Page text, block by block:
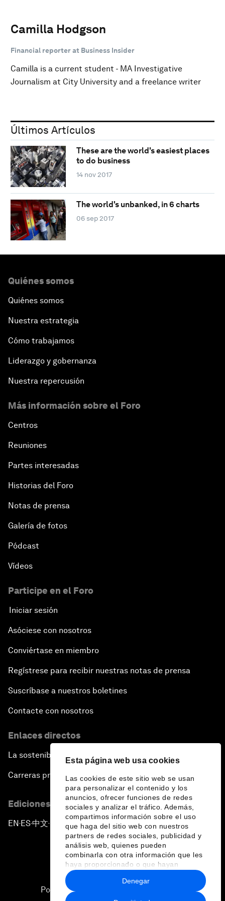
Esta página web usa cookies
Las cookies de este sitio web se usan
para personalizar el contenido y los
anuncios, ofrecer funciones de redes
sociales y analizar el tráfico. Además,
compartimos información sobre el uso
que haga del sitio web con nuestros
partners de redes sociales, publicidad y
análisis web, quienes pueden
combinarla con otra información que les
haya proporcionado o que hayan
recopilado a partir del uso que haya
hecho de sus servicios.
Denegar
Camilla Hodgson
Financial reporter at Business Insider
Camilla is a current student - MA Investigative
Journalism at City University and a freelance writer
Últimos Artículos
These are the world's easiest places
to do business
14 nov 2017
The world's unbanked, in 6 charts
06 sep 2017
Quiénes somos
Quiénes somos
Nuestra estrategia
Cómo trabajamos
Liderazgo y gobernanza
Nuestra repercusión
Más información sobre el Foro
Centros
Reuniones
Partes interesadas
Historias del Foro
Notas de prensa
Galería de fotos
Pódcast
Vídeos
Participe en el Foro
Iniciar sesión
Asóciese con nosotros
Conviértase en miembro
Regístrese para recibir nuestras notas de prensa
Suscríbase a nuestros boletines
Contacte con nosotros
Enlaces directos
La sostenibilidad en el Foro
Carreras profesionales
Ediciones en otros idiomas
EN ▪ES▪中文▪ 日本語
Política de privacidad y normas de uso